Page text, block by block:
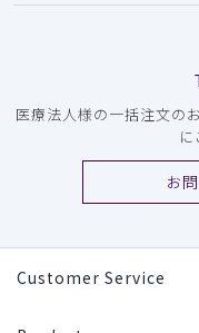
医療法人様の一括注文の
に
お
Customer Service